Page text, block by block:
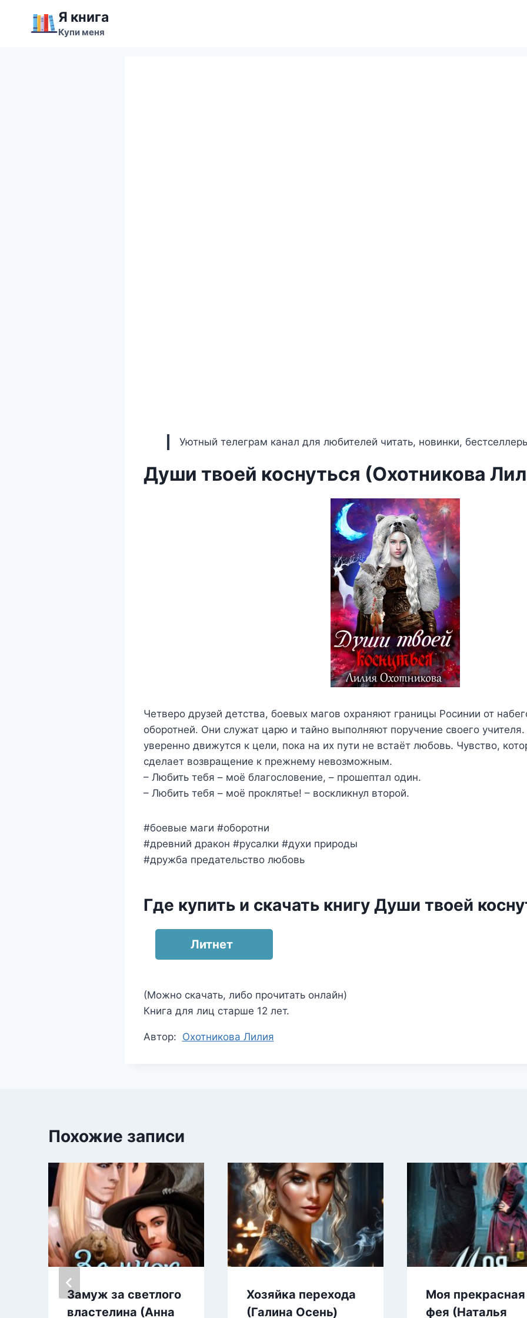
содержимому
Я книга
Купи меня
Уютный телеграм канал для любителей читать, новинки,
Души твоей коснуться (Охотникова
Четверо друзей детства, боевых магов охраняют границы Росинии от
оборотней. Они служат царю и тайно выполняют поручение своего
уверенно движутся к цели, пока на их пути не встаёт любовь. Чувство,
сделает возвращение к прежнему невозможным.
– Любить тебя – моё благословение, – прошептал один.
– Любить тебя – моё проклятье! – воскликнул второй.
#боевые маги #оборотни
#древний дракон #русалки #духи природы
#дружба предательство любовь
Где купить и скачать книгу Души твоей
Литнет
(Можно скачать, либо прочитать онлайн)
Книга для лиц старше 12 лет.
Метки
Автор: Охотникова Лилия
Похожие записи
Замуж за светлого
властелина (Анна
Хозяйка перехода
(Галина Осень)
Моя прекрасная
фея (Наталья